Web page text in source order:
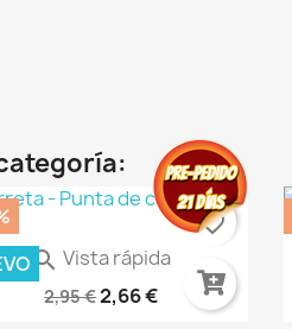
 Vista rápida
ESPACIAL – QUICK...
2,95 €2,66 €
favorite_border